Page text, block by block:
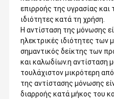
επιρροής της υγρασίας και
ιδιότητες κατά τη χρήση.
Η αντίσταση της μόνωσης
ηλεκτρικές ιδιότητες των
σημαντικός δείκτης των
και καλωδίων.η αντίσταση
τουλάχιστον μικρότερη
της αντίστασης μόνωσης
διαρροής κατά μήκος του